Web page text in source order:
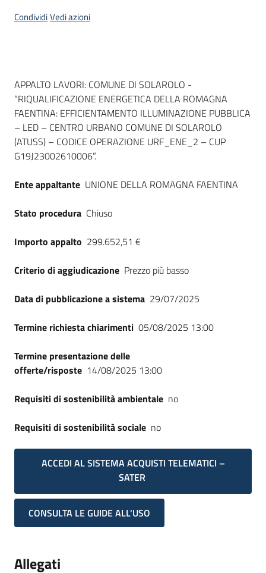
CondividiVedi azioni
Dati del bando
APPALTO LAVORI: COMUNE DI SOLAROLO -
“RIQUALIFICAZIONE ENERGETICA DELLA ROMAGNA
FAENTINA: EFFICIENTAMENTO ILLUMINAZIONE PUBBLICA
– LED – CENTRO URBANO COMUNE DI SOLAROLO
(ATUSS) – CODICE OPERAZIONE URF_ENE_2 – CUP
G19J23002610006”.
Ente appaltante UNIONE DELLA ROMAGNA FAENTINA
Stato procedura Chiuso
Importo appalto 299.652,51 €
Criterio di aggiudicazione Prezzo più basso
Data di pubblicazione a sistema 29/07/2025
Termine richiesta chiarimenti 05/08/2025 13:00
Termine presentazione delle
offerte/risposte 14/08/2025 13:00
Requisiti di sostenibilità ambientale no
Requisiti di sostenibilità sociale no
ACCEDI AL SISTEMA ACQUISTI TELEMATICI –
SATER
CONSULTA LE GUIDE ALL'USO
Allegati